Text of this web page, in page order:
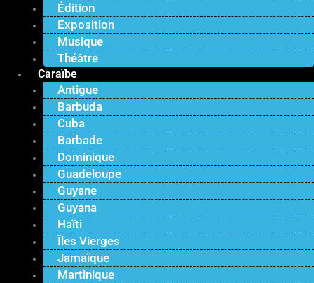
Édition
Exposition
Musique
Théâtre
Caraïbe
Antigue
Barbuda
Cuba
Barbade
Dominique
Guadeloupe
Guyane
Guyana
Haïti
Îles Vierges
Jamaïque
Martinique